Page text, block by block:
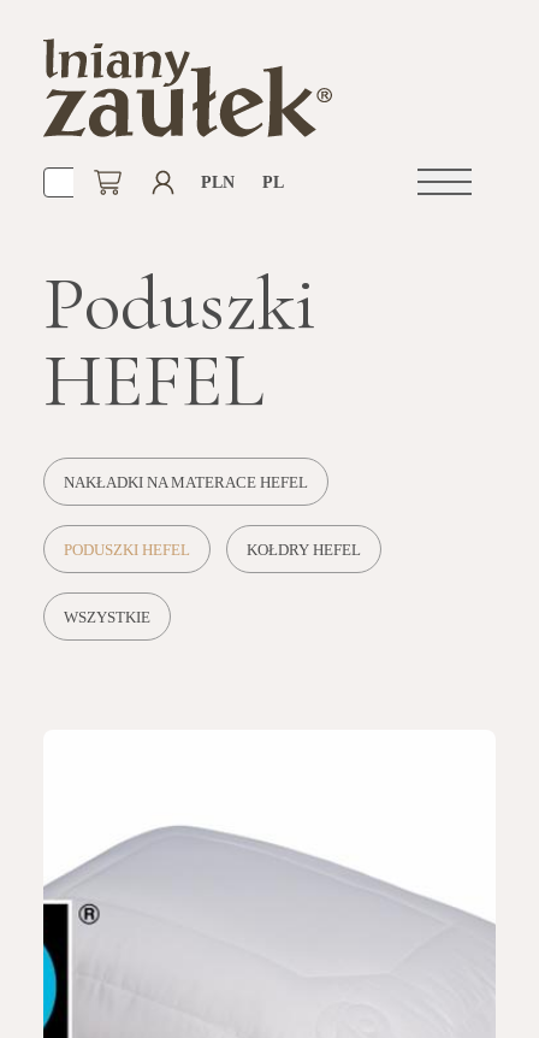
Otwórz
PLN PL
Poduszki
HEFEL
NAKŁADKI NA MATERACE HEFEL
PODUSZKI HEFEL KOŁDRY HEFEL
WSZYSTKIE